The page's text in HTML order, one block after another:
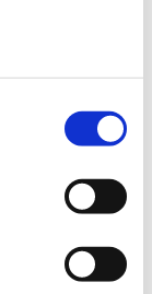
valvonta